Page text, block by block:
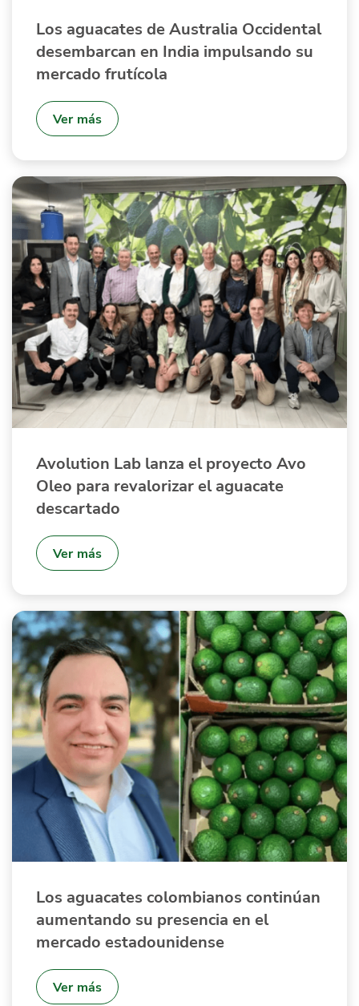
Los aguacates de Australia Occidental
desembarcan en India impulsando su
mercado frutícola
Ver más
Avolution Lab lanza el proyecto Avo
Oleo para revalorizar el aguacate
descartado
Ver más
Los aguacates colombianos continúan
aumentando su presencia en el
mercado estadounidense
Ver más